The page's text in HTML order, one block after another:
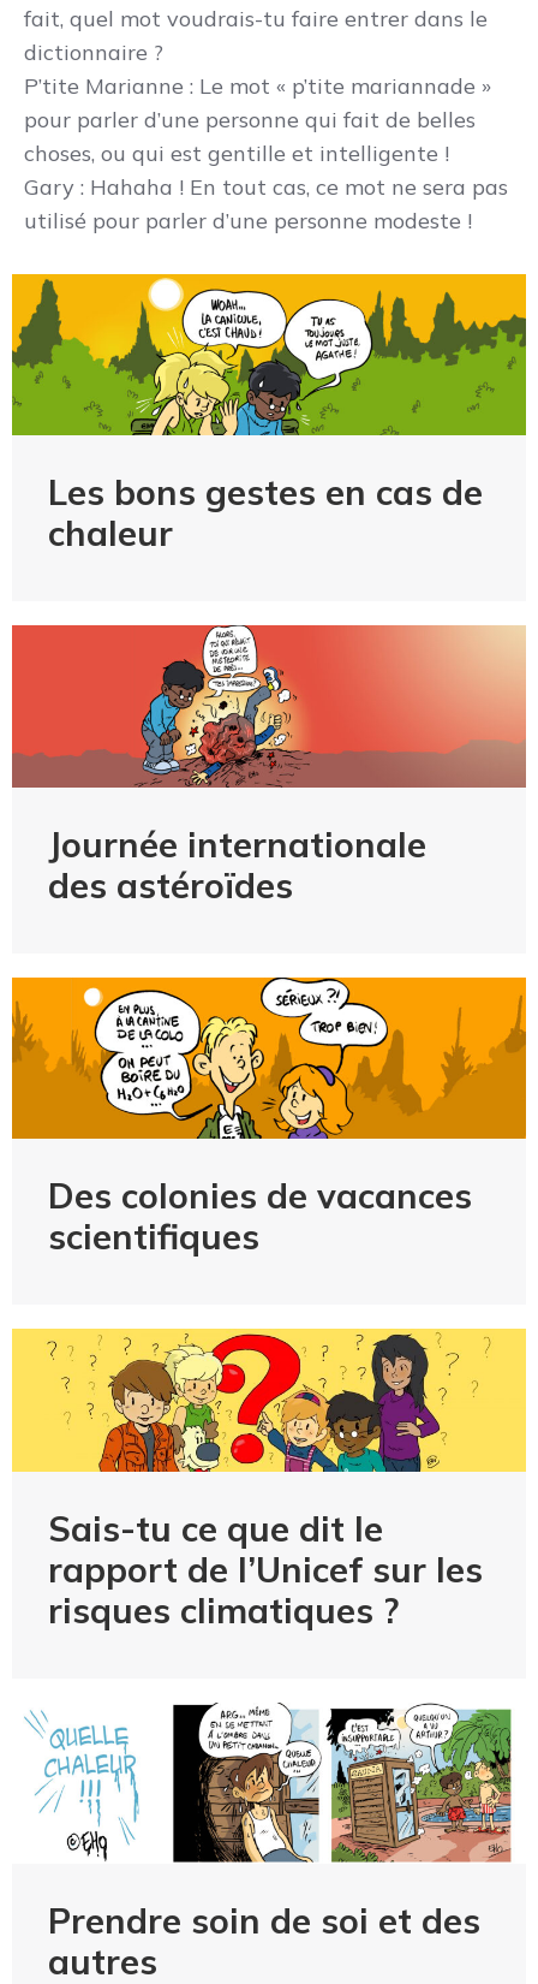
fait, quel mot voudrais-tu faire entrer dans le
dictionnaire ?
P’tite Marianne : Le mot « p’tite mariannade »
pour parler d’une personne qui fait de belles
choses, ou qui est gentille et intelligente !
Gary : Hahaha ! En tout cas, ce mot ne sera pas
utilisé pour parler d’une personne modeste !
Les bons gestes en cas de
chaleur
Journée internationale
des astéroïdes
Des colonies de vacances
scientifiques
Sais-tu ce que dit le
rapport de l’Unicef sur les
risques climatiques ?
Prendre soin de soi et des
autres